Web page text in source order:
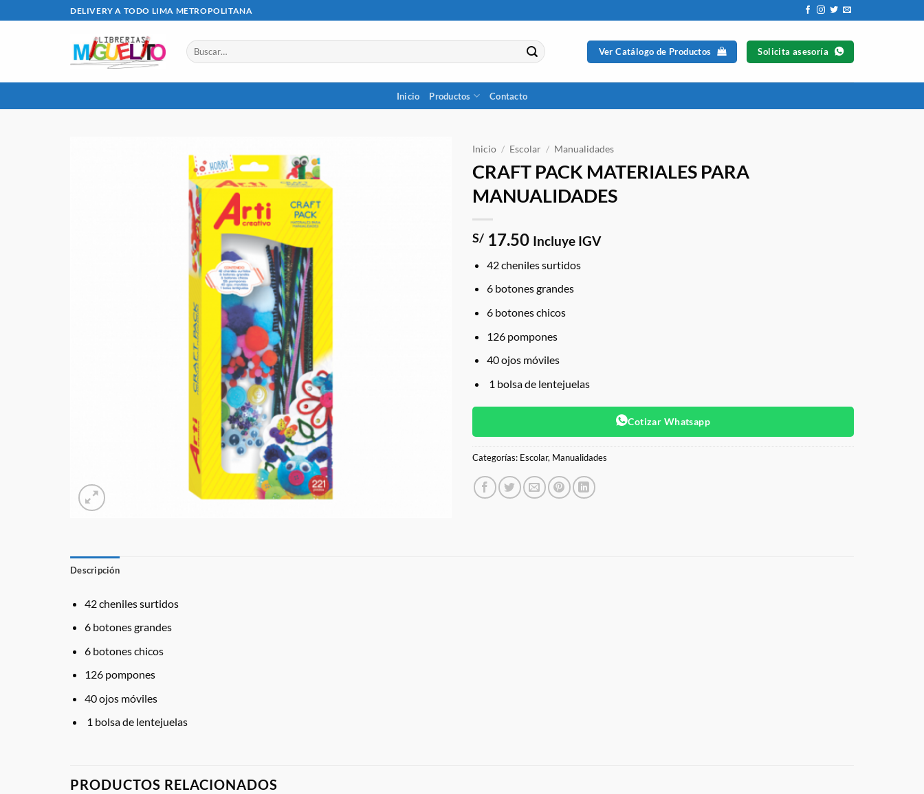
al
DELIVERY A TODO LIMA METROPOLITANA
Buscar
por:
Ver Catálogo de Productos Solicita asesoría
Inicio Productos Contacto
Inicio / Escolar / Manualidades
CRAFT PACK MATERIALES PARA
MANUALIDADES
S/ 17.50 Incluye IGV
42 cheniles surtidos
6 botones grandes
6 botones chicos
126 pompones
40 ojos móviles
1 bolsa de lentejuelas
Cotizar Whatsapp
Categorías: Escolar, Manualidades
Descripción
42 cheniles surtidos
6 botones grandes
6 botones chicos
126 pompones
40 ojos móviles
1 bolsa de lentejuelas
PRODUCTOS RELACIONADOS